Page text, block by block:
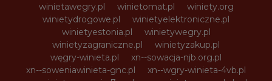
winietawegry.pl
winietomat.pl
winiety.org
winietydrogowe.pl
winietyelektroniczne.pl
winietyestonia.pl
winietywegry.pl
winietyzagraniczne.pl
winietyzakup.pl
węgry-winieta.pl
xn--sowacja-njb.org.pl
xn--soweniawinieta-gnc.pl
xn--wgry-winieta-4vb.pl